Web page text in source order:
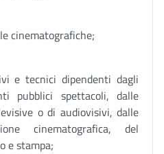
cinematografiche;
e tecnici dipendenti dagli
pubblici spettacoli, dalle
o di audiovisivi, dalle
cinematografica, del
e stampa;